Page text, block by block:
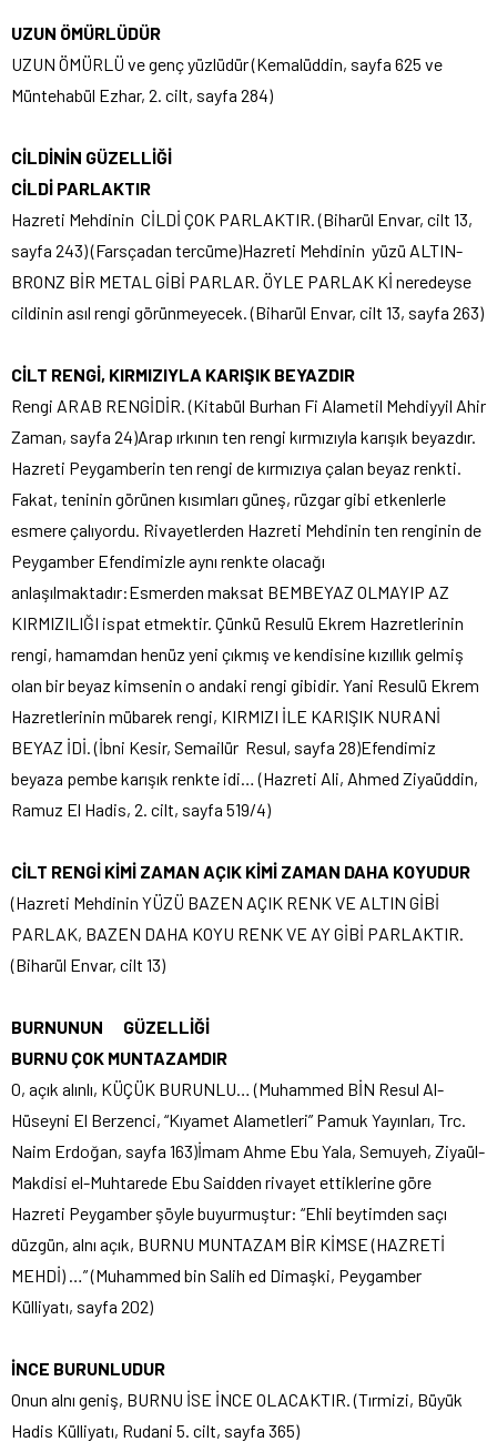
UZUN ÖMÜRLÜDÜR
UZUN ÖMÜRLÜ ve genç yüzlüdür (Kemalüddin, sayfa 625 ve
Müntehabül Ezhar, 2. cilt, sayfa 284)
CİLDİNİN GÜZELLİĞİ
CİLDİ PARLAKTIR
Hazreti Mehdinin CİLDİ ÇOK PARLAKTIR. (Biharül Envar, cilt 13,
sayfa 243) (Farsçadan tercüme)Hazreti Mehdinin yüzü ALTIN-
BRONZ BİR METAL GİBİ PARLAR. ÖYLE PARLAK Kİ neredeyse
cildinin asıl rengi görünmeyecek. (Biharül Envar, cilt 13, sayfa 263)
CİLT RENGİ, KIRMIZIYLA KARIŞIK BEYAZDIR
Rengi ARAB RENGİDİR. (Kitabül Burhan Fi Alametil Mehdiyyil Ahir
Zaman, sayfa 24)Arap ırkının ten rengi kırmızıyla karışık beyazdır.
Hazreti Peygamberin ten rengi de kırmızıya çalan beyaz renkti.
Fakat, teninin görünen kısımları güneş, rüzgar gibi etkenlerle
esmere çalıyordu. Rivayetlerden Hazreti Mehdinin ten renginin de
Peygamber Efendimizle aynı renkte olacağı
anlaşılmaktadır:Esmerden maksat BEMBEYAZ OLMAYIP AZ
KIRMIZILIĞI ispat etmektir. Çünkü Resulü Ekrem Hazretlerinin
rengi, hamamdan henüz yeni çıkmış ve kendisine kızıllık gelmiş
olan bir beyaz kimsenin o andaki rengi gibidir. Yani Resulü Ekrem
Hazretlerinin mübarek rengi, KIRMIZI İLE KARIŞIK NURANİ
BEYAZ İDİ. (İbni Kesir, Semailür Resul, sayfa 28)Efendimiz
beyaza pembe karışık renkte idi… (Hazreti Ali, Ahmed Ziyaüddin,
Ramuz El Hadis, 2. cilt, sayfa 519/4)
CİLT RENGİ KİMİ ZAMAN AÇIK KİMİ ZAMAN DAHA KOYUDUR
(Hazreti Mehdinin YÜZÜ BAZEN AÇIK RENK VE ALTIN GİBİ
PARLAK, BAZEN DAHA KOYU RENK VE AY GİBİ PARLAKTIR.
(Biharül Envar, cilt 13)
BURNUNUN GÜZELLİĞİ
BURNU ÇOK MUNTAZAMDIR
O, açık alınlı, KÜÇÜK BURUNLU… (Muhammed BİN Resul Al-
Hüseyni El Berzenci, “Kıyamet Alametleri” Pamuk Yayınları, Trc.
Naim Erdoğan, sayfa 163)İmam Ahme Ebu Yala, Semuyeh, Ziyaül-
Makdisi el-Muhtarede Ebu Saidden rivayet ettiklerine göre
Hazreti Peygamber şöyle buyurmuştur: “Ehli beytimden saçı
düzgün, alnı açık, BURNU MUNTAZAM BİR KİMSE (HAZRETİ
MEHDİ) …” (Muhammed bin Salih ed Dimaşki, Peygamber
Külliyatı, sayfa 202)
İNCE BURUNLUDUR
Onun alnı geniş, BURNU İSE İNCE OLACAKTIR. (Tırmizi, Büyük
Hadis Külliyatı, Rudani 5. cilt, sayfa 365)